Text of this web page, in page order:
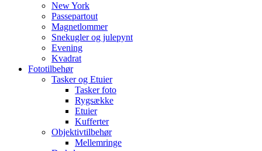
New York
Passepartout
Magnetlommer
Snekugler og julepynt
Evening
Kvadrat
Fototilbehør
Tasker og Etuier
Tasker foto
Rygsække
Etuier
Kufferter
Objektivtilbehør
Mellemringe